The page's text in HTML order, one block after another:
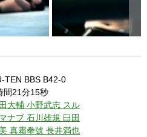
TEN BBS B42-0
間21分15秒
大輔小野武志 スル
ナブ石川雄規 臼田
真霜拳號長井満也